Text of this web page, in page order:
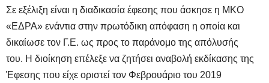
Σε εξέλιξη είναι η διαδικασία έφεσης που άσκησε η ΜΚΟ
«ΕΔΡΑ» ενάντια στην πρωτόδικη απόφαση η οποία και
δικαίωσε τον Γ.Ε. ως προς το παράνομο της απόλυσής
του. H διοίκηση επέλεξε να ζητήσει αναβολή εκδίκασης της
Έφεσης που είχε οριστεί τον Φεβρουάριο του 2019